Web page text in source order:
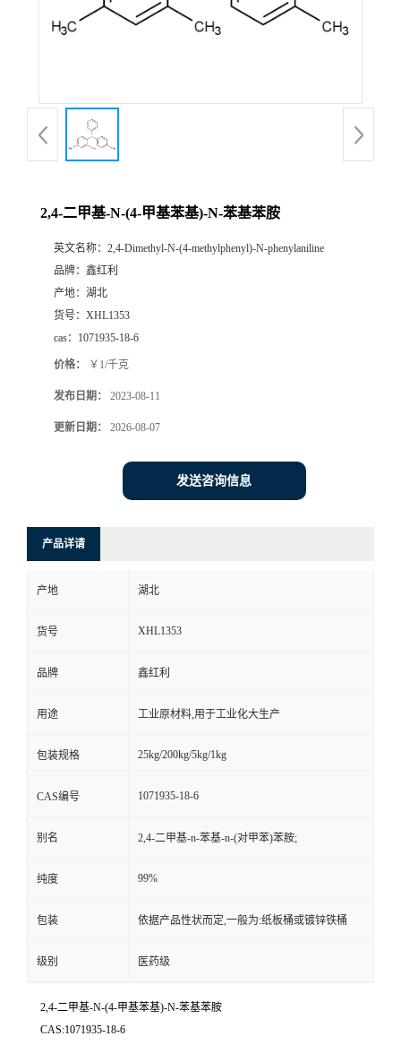
2,4-二甲基-N-(4-甲基苯基)-N-苯基苯胺
英文名称： 2,4-Dimethyl-N-(4-methylphenyl)-N-phenylaniline
品牌： 鑫红利
产地： 湖北
货号： XHL1353
cas： 1071935-18-6
价格： ￥1/千克
发布日期： 2023-08-11
更新日期： 2026-08-07
发送咨询信息
产品详请
产地 湖北
货号 XHL1353
品牌 鑫红利
用途 工业原材料,用于工业化大生产
包装规格 25kg/200kg/5kg/1kg
CAS编号 1071935-18-6
别名 2,4-二甲基-n-苯基-n-(对甲苯)苯胺;
纯度 99%
包装 依据产品性状而定,一般为:纸板桶或镀锌铁桶
级别 医药级
2,4-二甲基-N-(4-甲基苯基)-N-苯基苯胺
CAS:1071935-18-6